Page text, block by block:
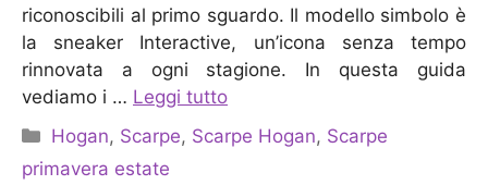
riconoscibili al primo sguardo. Il modello simbolo è
la sneaker Interactive, un’icona senza tempo
rinnovata a ogni stagione. In questa guida
vediamo i … Leggi tutto
Categorie
Hogan, Scarpe, Scarpe Hogan, Scarpe
primavera estate